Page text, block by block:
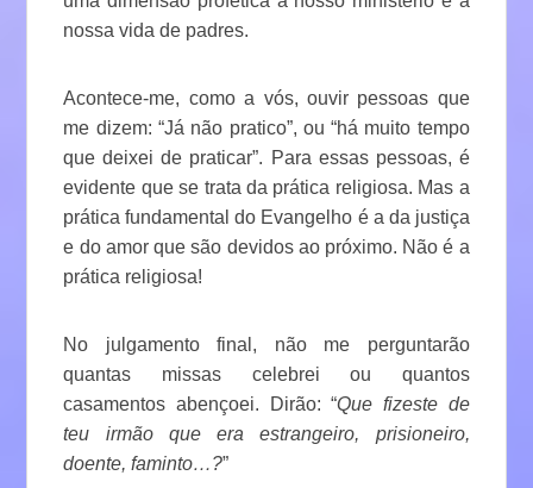
nossa vida de padres.
Acontece-me, como a vós, ouvir pessoas que
me dizem: “Já não pratico”, ou “há muito tempo
que deixei de praticar”. Para essas pessoas, é
evidente que se trata da prática religiosa. Mas a
prática fundamental do Evangelho é a da justiça
e do amor que são devidos ao próximo. Não é a
prática religiosa!
No julgamento final, não me perguntarão
quantas missas celebrei ou quantos
casamentos abençoei. Dirão: “Que fizeste de
teu irmão que era estrangeiro, prisioneiro,
doente, faminto…?”